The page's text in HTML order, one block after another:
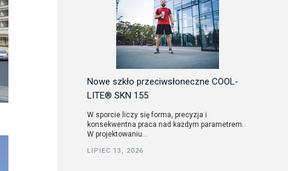
Nowe szkło przeciwsłoneczne COOL-
LITE® SKN 155
W sporcie liczy się forma, precyzja i
konsekwentna praca nad każdym parametrem.
W projektowaniu...
LIPIEC 13, 2026